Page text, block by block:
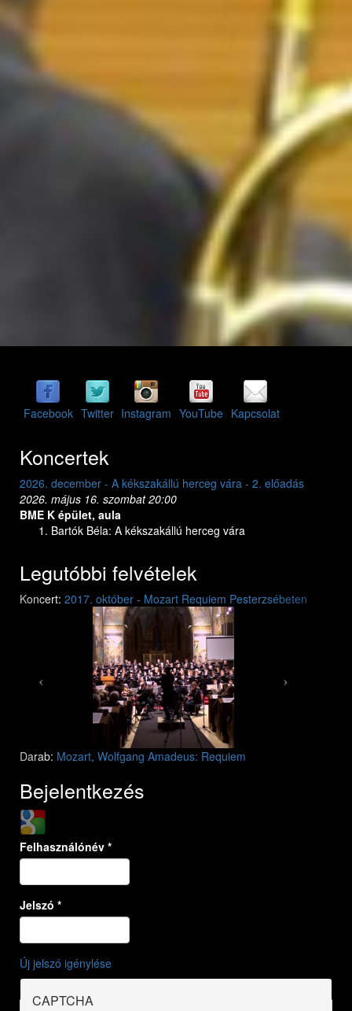
Facebook Twitter Instagram YouTube Kapcsolat
Koncertek
2026. december - A kékszakállú herceg vára - 2. előadás
2026. május 16. szombat 20:00
BME K épület, aula
Bartók Béla: A kékszakállú herceg vára
2026.
Legutóbbi felvételek
Koncert: 2017. október - Mozart Requiem Pesterzsébeten
Mozart: Requiem
Mozart: Requiem
Darab: Mozart, Wolfgang Amadeus: Requiem
Previous Next
Bejelentkezés
Login with Google
Felhasználónév *
Jelszó *
Új jelszó igénylése
CAPTCHA